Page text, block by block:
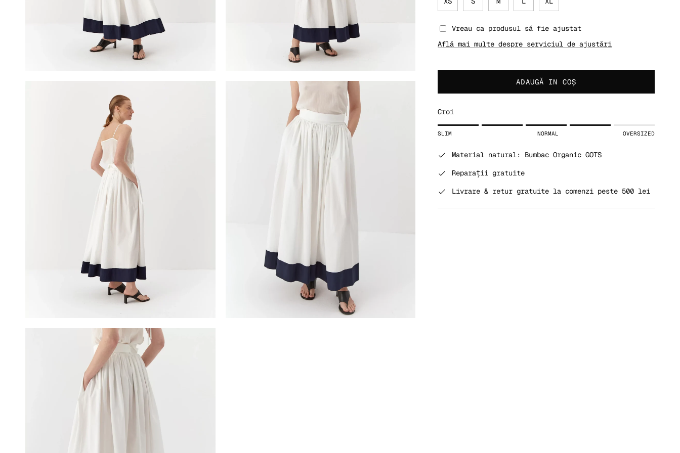
Vreau ca produsul să fie ajustat
Află mai multe despre serviciul de ajustări
ADAUGĂ IN COŞ
Croi
Rating of 1 means SLIM.
Rating of 5 means OVERSIZED.
SLIM NORMAL OVERSIZED
Material natural: Bumbac Organic GOTS
Reparații gratuite
Livrare & retur gratuite la comenzi peste 500 lei